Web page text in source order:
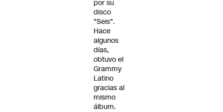
por su
disco
"Seis".
Hace
algunos
días,
obtuvo el
Grammy
Latino
gracias al
mismo
álbum.